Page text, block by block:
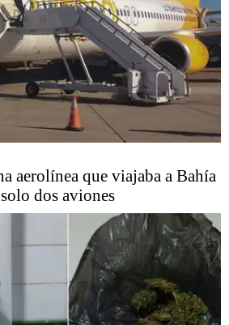
aerolínea que viajaba a Bahía
dos aviones